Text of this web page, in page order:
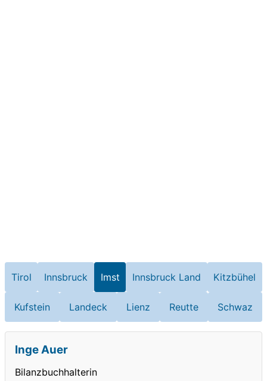
Tirol Innsbruck Imst Innsbruck Land Kitzbühel
Kufstein Landeck Lienz Reutte Schwaz
Inge Auer
Bilanzbuchhalterin